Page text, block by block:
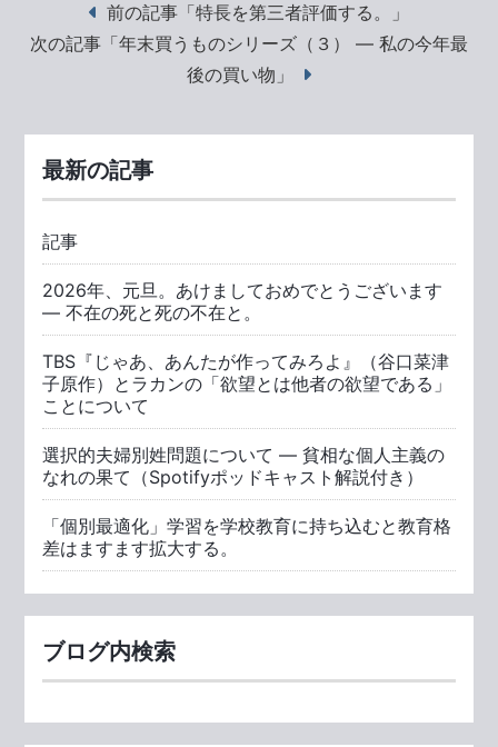
前の記事「特長を第三者評価する。」
次の記事「年末買うものシリーズ（３） ― 私の今年最
後の買い物」
最新の記事
記事
2026年、元旦。あけましておめでとうございます
― 不在の死と死の不在と。
TBS『じゃあ、あんたが作ってみろよ』（谷口菜津
子原作）とラカンの「欲望とは他者の欲望である」
ことについて
選択的夫婦別姓問題について ― 貧相な個人主義の
なれの果て（Spotifyポッドキャスト解説付き）
「個別最適化」学習を学校教育に持ち込むと教育格
差はますます拡大する。
ブログ内検索